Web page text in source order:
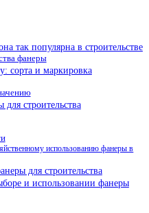
так популярна в строительстве
фанеры
сорта и маркировка
строительства
использованию фанеры в
для строительства
и использовании фанеры